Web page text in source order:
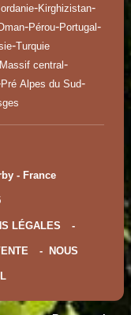
-Kirghizistan-
-Pérou-Portugal-
-Turquie
central-
Pré Alpes du Sud-
- France
LÉGALES -
- NOUS